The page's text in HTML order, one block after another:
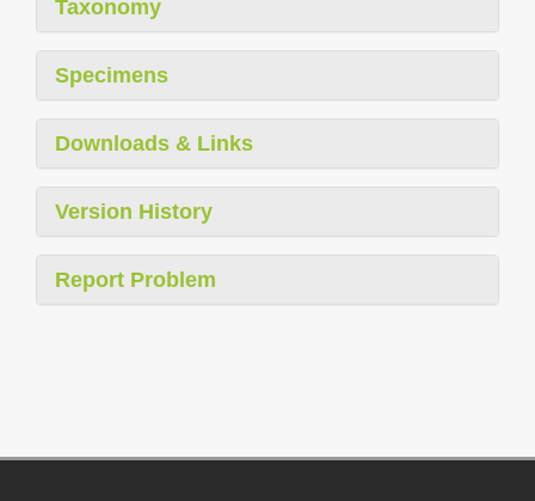
Taxonomy
Specimens
Downloads & Links
Version History
Report Problem